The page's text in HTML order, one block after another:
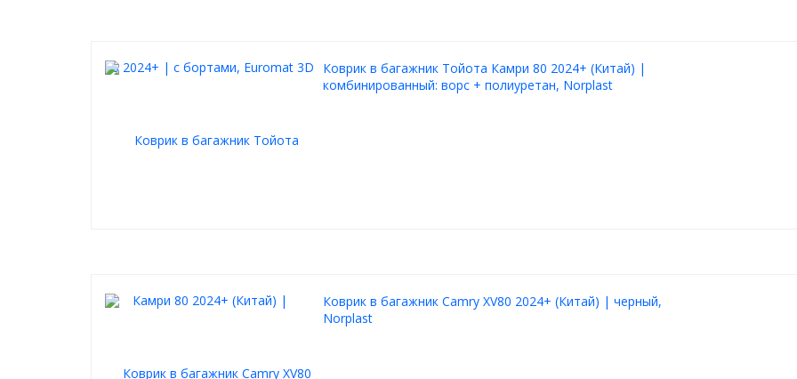
Коврик в багажник Тойота Камри 80 2024+ (Китай) |
комбинированный: ворс + полиуретан, Norplast
Коврик в багажник Camry XV80 2024+ (Китай) | черный,
Norplast